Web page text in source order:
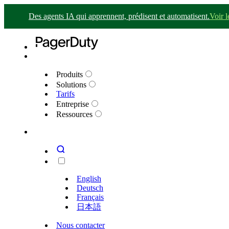
Des agents IA qui apprennent, prédisent et automatisent.Voir
Produits
Solutions
Tarifs
Entreprise
Ressources
English
Deutsch
Français
日本語
Nous contacter